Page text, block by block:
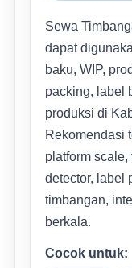
Sewa
dapat
baku, WIP,
packing, label
produksi di
Rekomendasi
platform scale,
detector, label
timbangan,
berkala.
Cocok untuk: